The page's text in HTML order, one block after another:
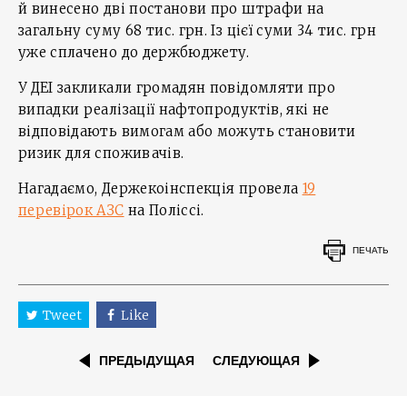
й винесено дві постанови про штрафи на
загальну суму 68 тис. грн. Із цієї суми 34 тис. грн
уже сплачено до держбюджету.
У ДЕІ закликали громадян повідомляти про
випадки реалізації нафтопродуктів, які не
відповідають вимогам або можуть становити
ризик для споживачів.
Нагадаємо, Держекоінспекція провела 19
перевірок АЗС на Поліссі.
ПЕЧАТЬ
Tweet Like
ПРЕДЫДУЩАЯ СЛЕДУЮЩАЯ